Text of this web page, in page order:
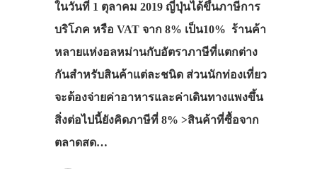
ในวันที่ 1 ตุลาคม 2019 ญี่ปุ่นได้ขึ้นภาษีการ
บริโภค หรือ VAT จาก 8% เป็น10% ร้านค้า
หลายแห่งอลหม่านกับอัตราภาษีที่แตกต่าง
กันสำหรับสินค้าแต่ละชนิด ส่วนนักท่องเที่ยว
จะต้องจ่ายค่าอาหารและค่าเดินทางแพงขึ้น
สิ่งต่อไปนี้ยังคิดภาษีที่ 8% >สินค้าที่ซื้อจาก
ตลาดสด…